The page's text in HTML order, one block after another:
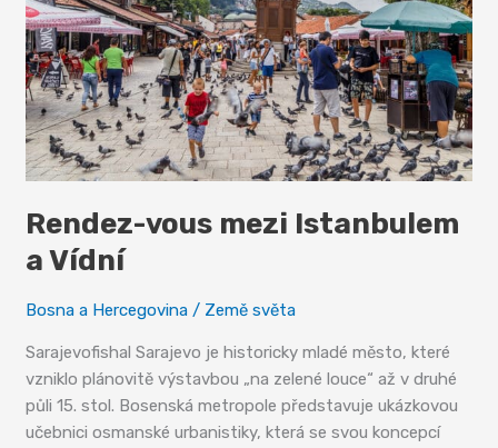
Rendez-vous mezi Istanbulem
a Vídní
Bosna a Hercegovina / Země světa
Sarajevofishal Sarajevo je historicky mladé město, které
vzniklo plánovitě výstavbou „na zelené louce“ až v druhé
půli 15. stol. Bosenská metropole představuje ukázkovou
učebnici osmanské urbanistiky, která se svou koncepcí